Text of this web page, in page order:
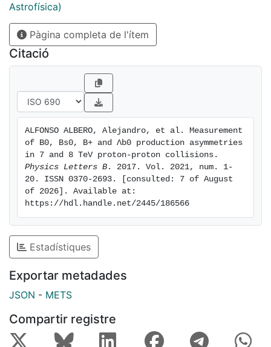
Astrofísica)
Pàgina completa de l'ítem
Citació
ALFONSO ALBERO, Alejandro, et al. Measurement
of B0, Bs0, B+ and Λb0 production asymmetries
Physics Letters B . 2017. Vol. 2021, num. 1-
20. ISSN 0370-2693. [consulted: 7 of August
of 2026]. Available at:
https://hdl.handle.net/2445/186566
Estadístiques
Exportar metadades
JSON - METS
Compartir registre